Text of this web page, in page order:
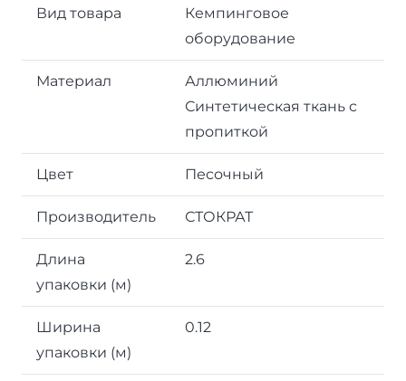
Вид товара
Кемпинговое
оборудование
Материал
Аллюминий
Синтетическая ткань с
пропиткой
Цвет Песочный
Производитель СТОКРАТ
Длина
упаковки (м)
2.6
Ширина
упаковки (м)
0.12